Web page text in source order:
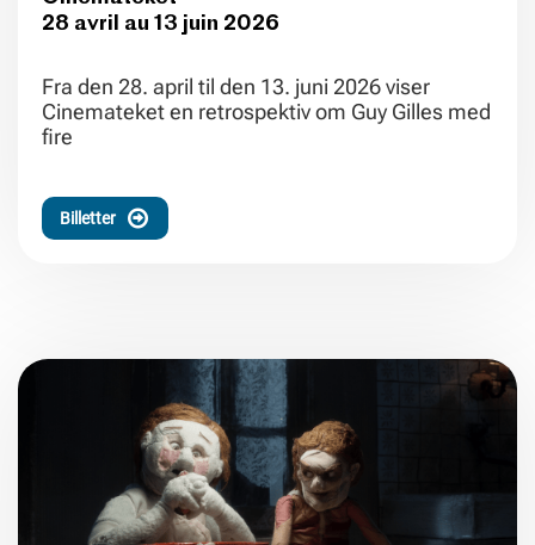
28 avril au 13 juin 2026
Fra den 28. april til den 13. juni 2026 viser
Cinemateket en retrospektiv om Guy Gilles med
fire
Billetter